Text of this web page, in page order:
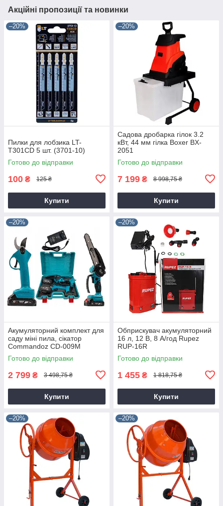
Акційні пропозиції та новинки
–20%
Пилки для лобзика LT-
T301CD 5 шт. (3701-10)
Готово до відправки
100 ₴ 125 ₴
Купити
–20%
Садова дробарка гілок 3.2
кВт, 44 мм гілка Boxer BX-
2051
Готово до відправки
7 199 ₴ 8 998,75 ₴
Купити
–20%
Акумуляторний комплект для
саду міні пила, сікатор
Commandoz CD-009M
Готово до відправки
2 799 ₴ 3 498,75 ₴
Купити
–20%
Обприскувач акумуляторний
16 л, 12 В, 8 А/год Rupez
RUP-16R
Готово до відправки
1 455 ₴ 1 818,75 ₴
Купити
–20% –20%